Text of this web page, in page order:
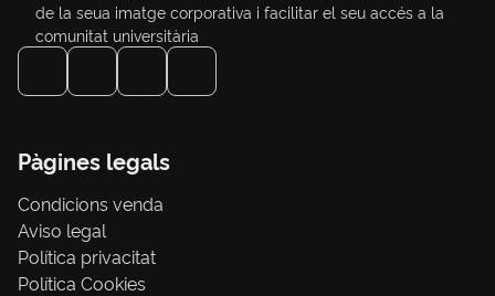
de la seua imatge corporativa i facilitar el seu accés a la
comunitat universitària
Pàgines legals
Condicions venda
Aviso legal
Política privacitat
Política Cookies